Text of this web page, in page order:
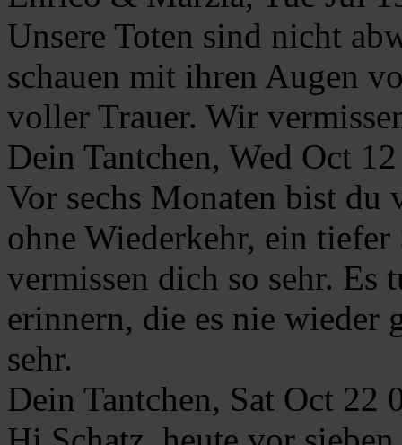
Unsere Toten sind nicht
schauen mit ihren Augen
voller Trauer. Wir
Dein Tantchen, Wed Oct
Vor sechs Monaten bist du
ohne Wiederkehr, ein
vermissen dich so sehr. Es
erinnern, die es nie wieder
sehr.
Dein Tantchen, Sat Oct 22